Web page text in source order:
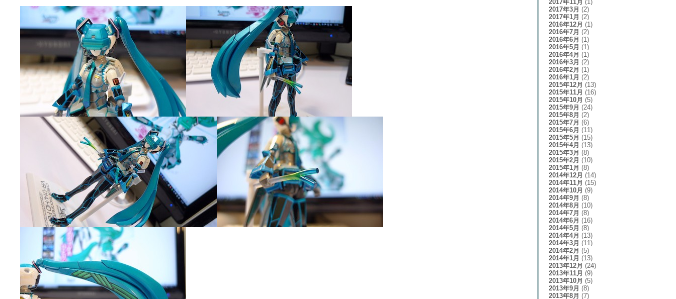
2017年11月 (1)
2017年3月 (2)
2017年1月 (2)
2016年12月 (1)
2016年7月 (2)
2016年6月 (1)
2016年5月 (1)
2016年4月 (1)
2016年3月 (2)
2016年2月 (1)
2016年1月 (2)
2015年12月 (13)
2015年11月 (16)
2015年10月 (5)
2015年9月 (24)
2015年8月 (2)
2015年7月 (6)
2015年6月 (11)
2015年5月 (15)
2015年4月 (13)
2015年3月 (8)
2015年2月 (10)
2015年1月 (8)
2014年12月 (14)
2014年11月 (15)
2014年10月 (9)
2014年9月 (8)
2014年8月 (10)
2014年7月 (8)
2014年6月 (16)
2014年5月 (8)
2014年4月 (13)
2014年3月 (11)
2014年2月 (5)
2014年1月 (13)
2013年12月 (24)
2013年11月 (9)
2013年10月 (5)
2013年9月 (8)
2013年8月 (7)